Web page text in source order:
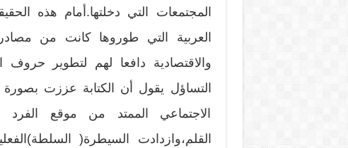
المجتمعات التي دخلتها.أمام هذه
العربية التي طوروها كانت من
والاقتصادية دافعا لهم لتطوير
التساؤل يقول أن الكتابة عززت بصورة
الاجتماعي الممتد من موقع
القلم،وازدادت السيطرة(